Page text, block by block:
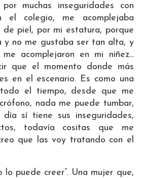
muchas inseguridades con
el colegio, me acomplejaba
de piel, por mi estatura, porque
y no me gustaba ser tan alta, y
acomplejaron en mi niñez...
que el momento donde más
en el escenario. Es como una
el tiempo, desde que me
nada me puede tumbar,
sí tiene sus inseguridades,
todavía cositas que me
que las voy tratando con el
lo puede creer”. Una mujer que,